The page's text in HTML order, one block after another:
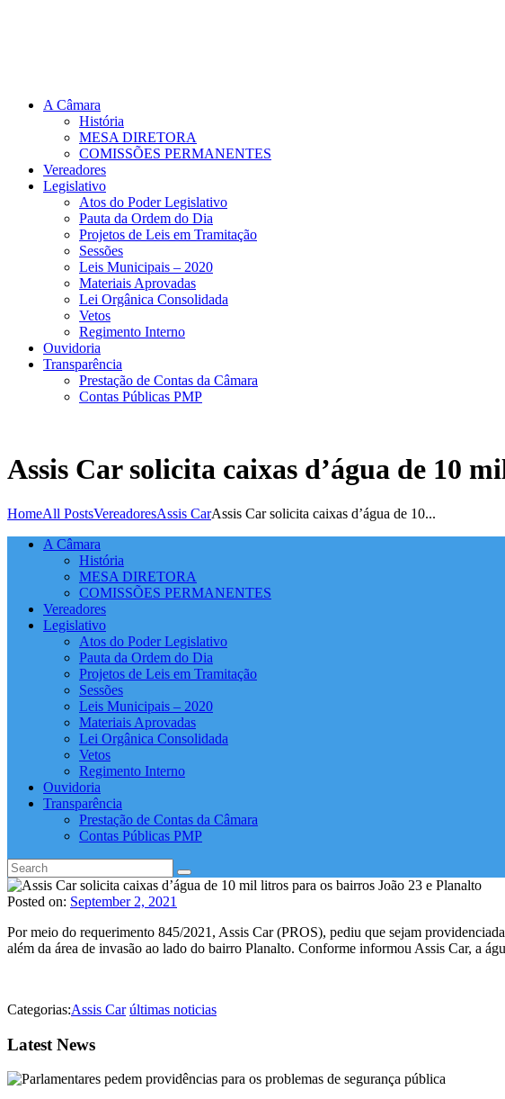
A Câmara
História
MESA DIRETORA
COMISSÕES PERMANENTES
Vereadores
Legislativo
Atos do Poder Legislativo
Pauta da Ordem do Dia
Projetos de Leis em Tramitação
Sessões
Leis Municipais – 2020
Materiais Aprovadas
Lei Orgânica Consolidada
Vetos
Regimento Interno
Ouvidoria
Transparência
Prestação de Contas da Câmara
Contas Públicas PMP
Assis Car solicita caixas d’água de 10
HomeAll PostsVereadoresAssis CarAssis Car solicita caixas d’água de 10...
A Câmara
História
MESA DIRETORA
COMISSÕES PERMANENTES
Vereadores
Legislativo
Atos do Poder Legislativo
Pauta da Ordem do Dia
Projetos de Leis em Tramitação
Sessões
Leis Municipais – 2020
Materiais Aprovadas
Lei Orgânica Consolidada
Vetos
Regimento Interno
Ouvidoria
Transparência
Prestação de Contas da Câmara
Contas Públicas PMP
Posted on: September 2, 2021
Por meio do requerimento 845/2021, Assis Car (PROS), pediu que sejam
além da área de invasão ao lado do bairro Planalto. Conforme informou Assis Car, a
Categorias:Assis Car últimas noticias
Latest News